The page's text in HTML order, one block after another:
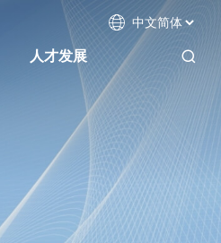

人才发展 